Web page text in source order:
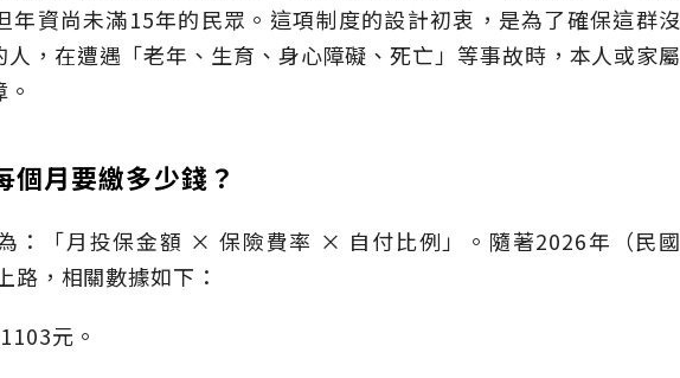
年資尚未滿15年的民眾。這項制度的設計初衷，是為了確保這群沒
，在遭遇「老年、生育、身心障礙、死亡」等事故時，本人或家屬
月要繳多少錢？
：「月投保金額 × 保險費率 × 自付比例」。隨著2026年（民國
路，相關數據如下：
元。